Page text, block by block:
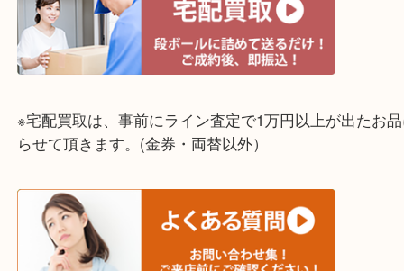
って下さい↓